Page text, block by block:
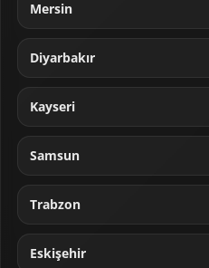
Mersin
Diyarbakır
Kayseri
Samsun
Trabzon
Eskişehir